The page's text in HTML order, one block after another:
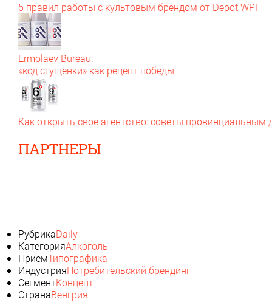
5 правил работы с культовым брендом от Depot WPF
Ermolaev Bureau:
«код сгущенки» как рецепт победы
Как открыть свое агентство: советы провинциальным
ПАРТНЕРЫ
РубрикаDaily
КатегорияАлкоголь
ПриемТипографика
ИндустрияПотребительский брендинг
СегментКонцепт
СтранаВенгрия